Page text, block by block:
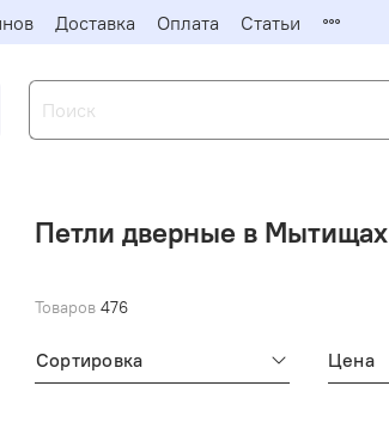
Доставка Оплата Статьи
Петли дверные в Мытищах
Товаров 476
Сортировка Цена